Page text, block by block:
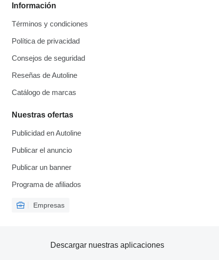
Información
Términos y condiciones
Política de privacidad
Consejos de seguridad
Reseñas de Autoline
Catálogo de marcas
Nuestras ofertas
Publicidad en Autoline
Publicar el anuncio
Publicar un banner
Programa de afiliados
Empresas
Descargar nuestras aplicaciones